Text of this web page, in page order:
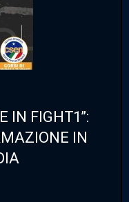
IN FIGHT1”:
IN